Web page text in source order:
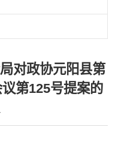
对政协元阳县第
第125号提案的